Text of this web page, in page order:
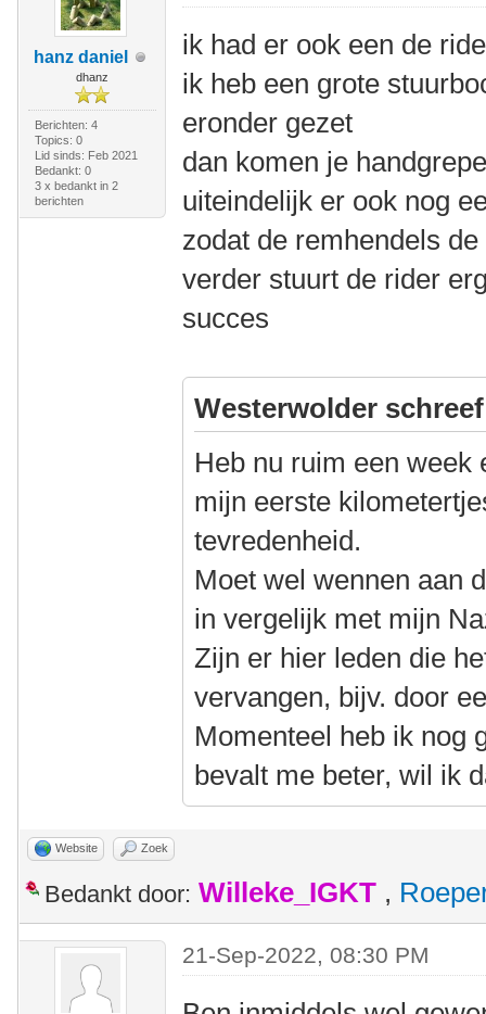
hanz daniel
dhanz
Berichten: 4
Topics: 0
Lid sinds: Feb 2021
Bedankt: 0
3 x bedankt in 2
berichten
ik had er ook een de
ik heb een grote
eronder gezet
dan komen je
uiteindelijk er ook nog
zodat de remhendels
verder stuurt de rider
succes
Westerwolder
Heb nu ruim een week
mijn eerste
tevredenheid.
Moet wel wennen aan
in vergelijk met mijn
Zijn er hier leden die
vervangen, bijv. door
Momenteel heb ik nog
bevalt me beter, wil ik
Website Zoek
Bedankt door: Willeke_IGKT ,
21-Sep-2022, 08:30 PM